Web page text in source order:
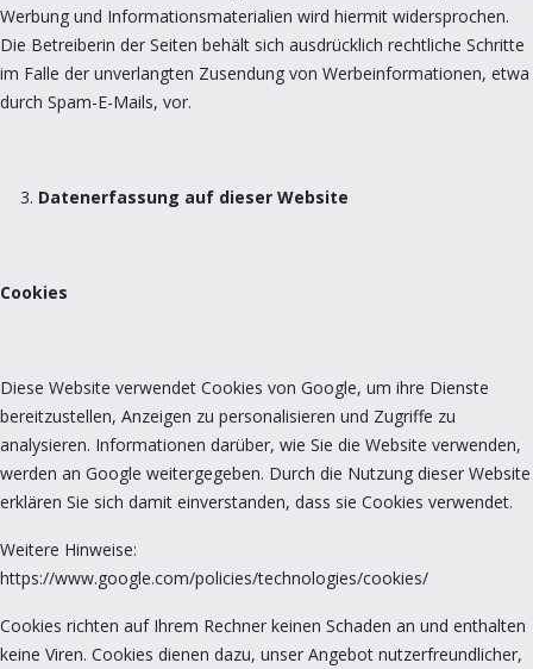
Werbung und Informationsmaterialien wird hiermit widersprochen.
Die Betreiberin der Seiten behält sich ausdrücklich rechtliche Schritte
im Falle der unverlangten Zusendung von Werbeinformationen, etwa
durch Spam-E-Mails, vor.
Datenerfassung auf dieser Website
Cookies
Diese Website verwendet Cookies von Google, um ihre Dienste
bereitzustellen, Anzeigen zu personalisieren und Zugriffe zu
analysieren. Informationen darüber, wie Sie die Website verwenden,
werden an Google weitergegeben. Durch die Nutzung dieser Website
erklären Sie sich damit einverstanden, dass sie Cookies verwendet.
Weitere Hinweise:
https://www.google.com/policies/technologies/cookies/
Cookies richten auf Ihrem Rechner keinen Schaden an und enthalten
keine Viren. Cookies dienen dazu, unser Angebot nutzerfreundlicher,